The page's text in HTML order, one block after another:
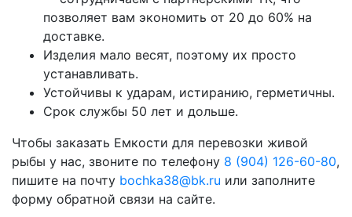
позволяет вам экономить от 20 до 60% на
доставке.
Изделия мало весят, поэтому их просто
устанавливать.
Устойчивы к ударам, истиранию, герметичны.
Срок службы 50 лет и дольше.
Чтобы заказать Емкости для перевозки живой
рыбы у нас, звоните по телефону 8 (904) 126-60-80,
пишите на почту bochka38@bk.ru или заполните
форму обратной связи на сайте.